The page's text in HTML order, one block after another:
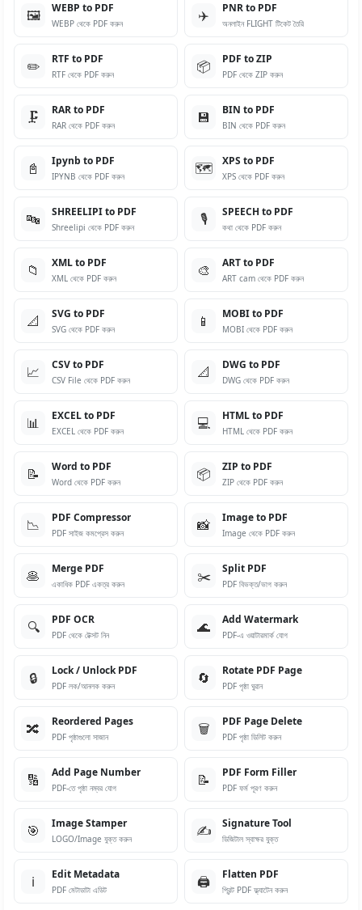
🖼️ WEBP to PDF
WEBP থেকে PDF করুন ✈️ PNR to PDF
অনলাইন FLIGHT টিকেট তৈরি
✏️ RTF to PDF
RTF থেকে PDF করুন 📦 PDF to ZIP
PDF থেকে ZIP করুন
🗜️ RAR to PDF
RAR থেকে PDF করুন 💾 BIN to PDF
BIN থেকে PDF করুন
📓 Ipynb to PDF
IPYNB থেকে PDF করুন 🗺️ XPS to PDF
XPS থেকে PDF করুন
🔤 SHREELIPI to PDF
Shreelipi থেকে PDF করুন 🎙️ SPEECH to PDF
কথা থেকে PDF করুন
📁 XML to PDF
XML থেকে PDF করুন 🎨 ART to PDF
ART cam থেকে PDF করুন
📐 SVG to PDF
SVG থেকে PDF করুন 📱 MOBI to PDF
MOBI থেকে PDF করুন
📈 CSV to PDF
CSV File থেকে PDF করুন 📐 DWG to PDF
DWG থেকে PDF করুন
📊 EXCEL to PDF
EXCEL থেকে PDF করুন 💻 HTML to PDF
HTML থেকে PDF করুন
📝 Word to PDF
Word থেকে PDF করুন 📦 ZIP to PDF
ZIP থেকে PDF করুন
📉 PDF Compressor
PDF সাইজ কমপ্রেস করুন 📸 Image to PDF
Image থেকে PDF করুন
🥞 Merge PDF
একাধিক PDF একত্র করুন ✂️ Split PDF
PDF বিভক্ত/ভাগ করুন
🔍 PDF OCR
PDF থেকে টেক্সট নিন 🌊 Add Watermark
PDF-এ ওয়াটারমার্ক যোগ
🔒 Lock / Unlock PDF
PDF লক/আনলক করুন 🔄 Rotate PDF Page
PDF পৃষ্ঠা ঘুরান
🔀 Reordered Pages
PDF পৃষ্ঠাগুলো সাজান 🗑️ PDF Page Delete
PDF পৃষ্ঠা ডিলিট করুন
🔢 Add Page Number
PDF-তে পৃষ্ঠা নম্বর যোগ 📝 PDF Form Filler
PDF ফর্ম পূরণ করুন
🎯 Image Stamper
LOGO/Image যুক্ত করুন ✍️ Signature Tool
ডিজিটাল স্বাক্ষর যুক্ত
ℹ️ Edit Metadata
PDF মেটাডাটা এডিট 🖨️ Flatten PDF
প্রিন্ট PDF ফ্ল্যাটেন করুন